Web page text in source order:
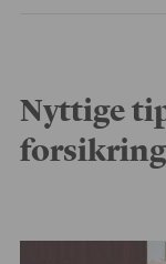
Nyttige
forsikring